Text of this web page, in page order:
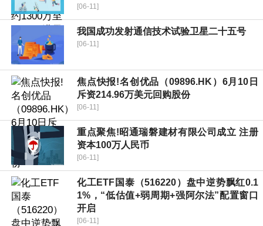
[06-11]
我国成功发射通信技术试验卫星二十五号
[06-11]
焦点快报!名创优品（09896.HK）6月10日
斥资214.96万美元回购股份
[06-11]
重点聚焦!昭通瑞磐建材有限公司成立 注册
资本100万人民币
[06-11]
化工ETF国泰（516220）盘中逆势飘红0.1
1%，“低估值+弱周期+强阿尔法”配置窗口
开启
[06-11]